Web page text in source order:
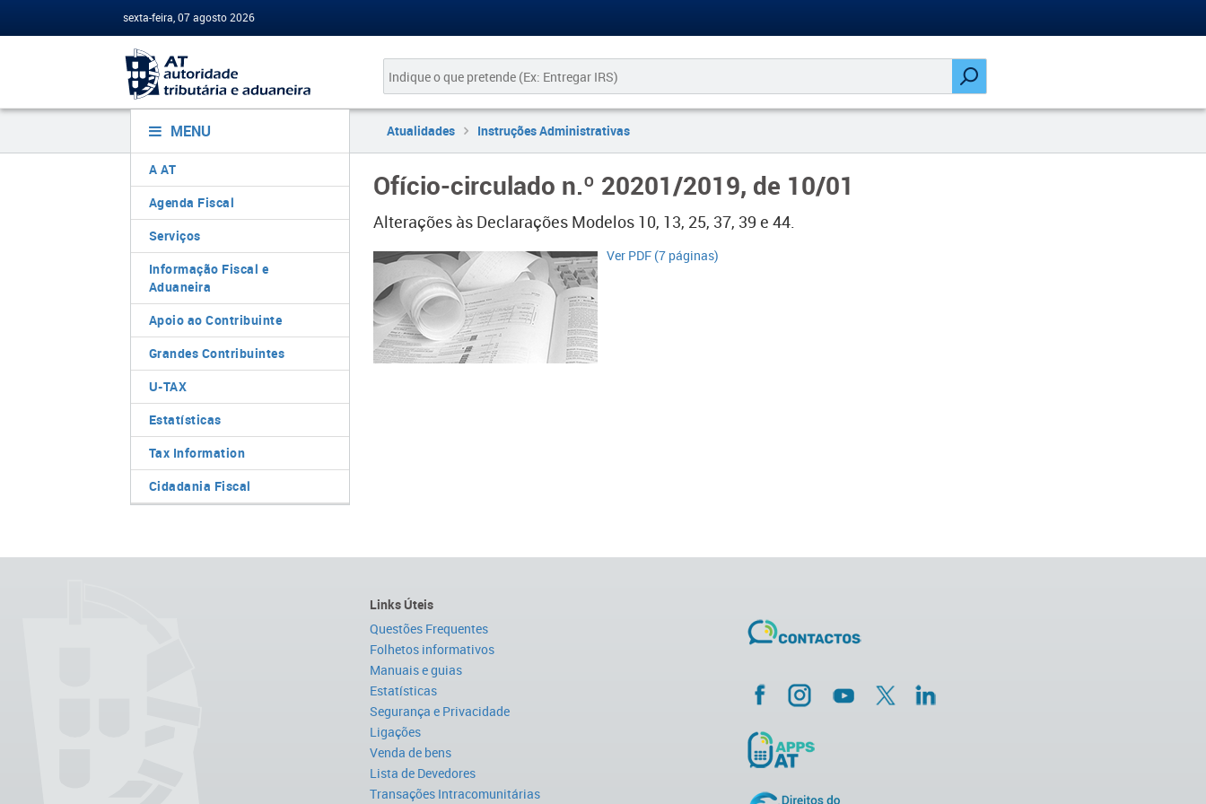
sexta-feira, 07 agosto 2026
MENU
A AT
Agenda Fiscal
Serviços
Informação Fiscal e
Aduaneira
Apoio ao Contribuinte
Grandes Contribuintes
U-TAX
Estatísticas
Tax Information
Cidadania Fiscal
Atualidades Instruções Administrativas
Ofício-circulado n.º 20201/2019, de 10/01
Alterações às Declarações Modelos 10, 13, 25, 37, 39 e 44.
​Ver PDF (7 páginas)
Links Úteis
Questões Frequentes
Folhetos informativos
Manuais e guias
Estatísticas
Segurança e Privacidade
Ligações
Venda de bens
Lista de Devedores
Transações Intracomunitárias